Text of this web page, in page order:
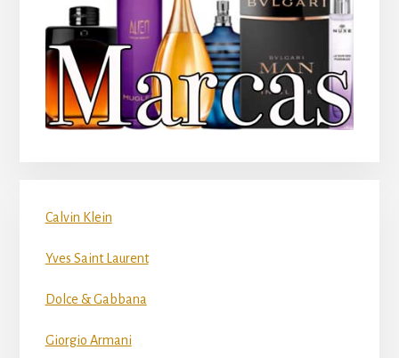
Calvin Klein
Yves Saint Laurent
Dolce & Gabbana
Giorgio Armani